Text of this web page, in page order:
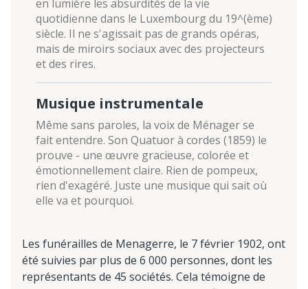
en lumière les absurdités de la vie
quotidienne dans le Luxembourg du 19^(ème)
siècle. Il ne s'agissait pas de grands opéras,
mais de miroirs sociaux avec des projecteurs
et des rires.
Musique instrumentale
Même sans paroles, la voix de Ménager se
fait entendre. Son Quatuor à cordes (1859) le
prouve - une œuvre gracieuse, colorée et
émotionnellement claire. Rien de pompeux,
rien d'exagéré. Juste une musique qui sait où
elle va et pourquoi.
Les funérailles de Menagerre, le 7 février 1902, ont
été suivies par plus de 6 000 personnes, dont les
représentants de 45 sociétés. Cela témoigne de